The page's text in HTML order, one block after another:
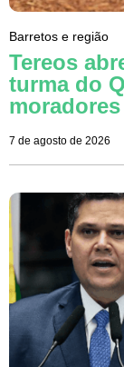
Barretos e região
Tereos
turma do
7 de agosto de 2026